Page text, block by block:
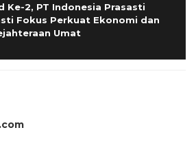
Ke-2, PT Indonesia Prasasti
Fokus Perkuat Ekonomi dan
Umat